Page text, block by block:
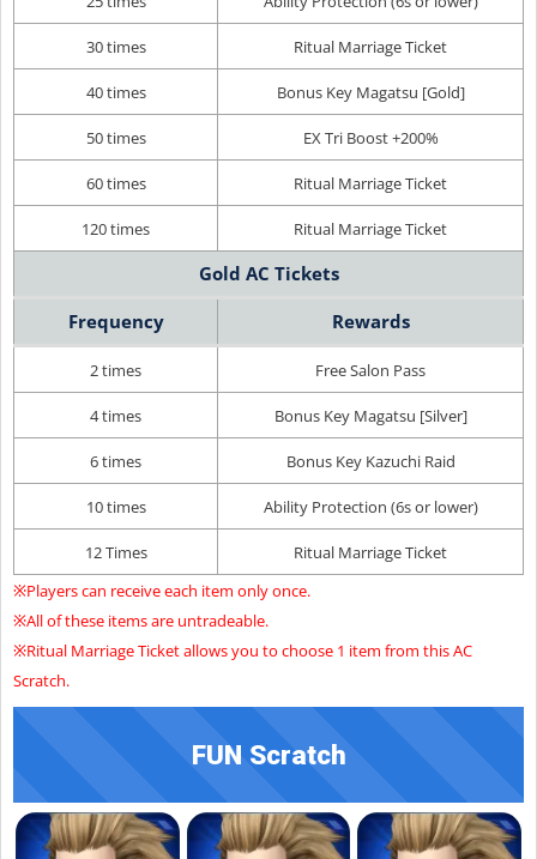
30 times Ritual Marriage Ticket
40 times Bonus Key Magatsu [Gold]
50 times EX Tri Boost +200%
60 times Ritual Marriage Ticket
120 times Ritual Marriage Ticket
Gold AC Tickets
Frequency
Rewards
2 times Free Salon Pass
4 times Bonus Key Magatsu [Silver]
6 times Bonus Key Kazuchi Raid
10 times Ability Protection (6s or lower)
12 Times
Ritual Marriage Ticket
※Players can receive each item only once.
※All of these items are untradeable.
※Ritual Marriage Ticket allows you to choose 1 item from this AC
Scratch.
FUN Scratch